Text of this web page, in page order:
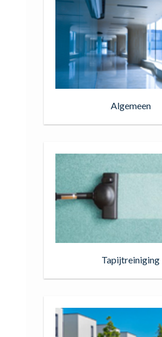
Algemeen
Tapijtreiniging